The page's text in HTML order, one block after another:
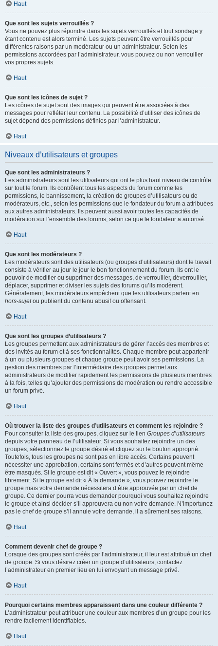
Haut
Que sont les sujets verrouillés ?
Vous ne pouvez plus répondre dans les sujets verrouillés et tout sondage y
étant contenu est alors terminé. Les sujets peuvent être verrouillés pour
différentes raisons par un modérateur ou un administrateur. Selon les
permissions accordées par l’administrateur, vous pouvez ou non verrouiller
vos propres sujets.
Haut
Que sont les icônes de sujet ?
Les icônes de sujet sont des images qui peuvent être associées à des
messages pour refléter leur contenu. La possibilité d’utiliser des icônes de
sujet dépend des permissions définies par l’administrateur.
Haut
Niveaux d’utilisateurs et groupes
Que sont les administrateurs ?
Les administrateurs sont les utilisateurs qui ont le plus haut niveau de contrôle
sur tout le forum. Ils contrôlent tous les aspects du forum comme les
permissions, le bannissement, la création de groupes d’utilisateurs ou de
modérateurs, etc., selon les permissions que le fondateur du forum a attribuées
aux autres administrateurs. Ils peuvent aussi avoir toutes les capacités de
modération sur l’ensemble des forums, selon ce que le fondateur a autorisé.
Haut
Que sont les modérateurs ?
Les modérateurs sont des utilisateurs (ou groupes d’utilisateurs) dont le travail
consiste à vérifier au jour le jour le bon fonctionnement du forum. Ils ont le
pouvoir de modifier ou supprimer des messages, de verrouiller, déverrouiller,
déplacer, supprimer et diviser les sujets des forums qu’ils modèrent.
Généralement, les modérateurs empêchent que les utilisateurs partent en
hors-sujetou publient du contenu abusif ou offensant.
Haut
Que sont les groupes d’utilisateurs ?
Les groupes permettent aux administrateurs de gérer l’accès des membres et
des invités au forum et à ses fonctionnalités. Chaque membre peut appartenir
à un ou plusieurs groupes et chaque groupe peut avoir ses permissions. La
gestion des membres par l’intermédiaire des groupes permet aux
administrateurs de modifier rapidement les permissions de plusieurs membres
à la fois, telles qu’ajouter des permissions de modération ou rendre accessible
un forum privé.
Haut
Où trouver la liste des groupes d’utilisateurs et comment les rejoindre ?
Pour consulter la liste des groupes, cliquez sur le lien Groupes d’utilisateurs
depuis votre panneau de l’utilisateur. Si vous souhaitez rejoindre un des
groupes, sélectionnez le groupe désiré et cliquez sur le bouton approprié.
Toutefois, tous les groupes ne sont pas en libre accès. Certains peuvent
nécessiter une approbation, certains sont fermés et d’autres peuvent même
être masqués. Si le groupe est dit « Ouvert », vous pouvez le rejoindre
librement. Si le groupe est dit « À la demande », vous pouvez rejoindre le
groupe mais votre demande nécessitera d’être approuvée par un chef de
groupe. Ce dernier pourra vous demander pourquoi vous souhaitez rejoindre
le groupe et ainsi décider s’il approuvera ou non votre demande. N’importunez
pas le chef de groupe s’il annule votre demande, il a sûrement ses raisons.
Haut
Comment devenir chef de groupe ?
Lorsque des groupes sont créés par l’administrateur, il leur est attribué un chef
de groupe. Si vous désirez créer un groupe d’utilisateurs, contactez
l’administrateur en premier lieu en lui envoyant un message privé.
Haut
Pourquoi certains membres apparaissent dans une couleur différente ?
L’administrateur peut attribuer une couleur aux membres d’un groupe pour les
rendre facilement identifiables.
Haut